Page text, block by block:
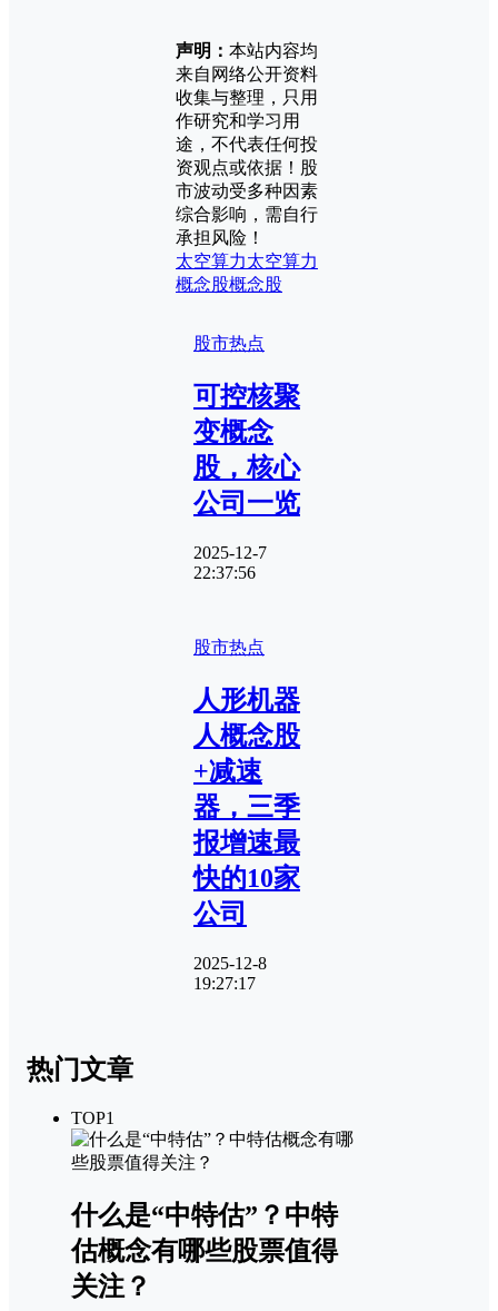
声明： 本站内容均
来自网络公开资料
收集与整理，只用
作研究和学习用
途，不代表任何投
资观点或依据！股
市波动受多种因素
综合影响，需自行
承担风险！
太空算力太空算力
概念股概念股
股市热点
可控核聚
变概念
股，核心
公司一览
2025-12-7
22:37:56
股市热点
人形机器
人概念股
+减速
器，三季
报增速最
快的10家
公司
2025-12-8
19:27:17
热门文章
TOP1
什么是“中特估”？中特
估概念有哪些股票值得
关注？